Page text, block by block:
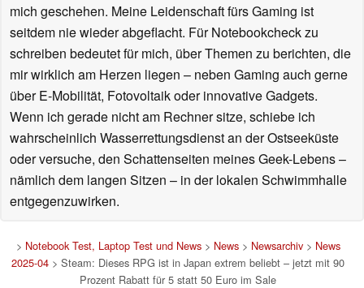
mich geschehen. Meine Leidenschaft fürs Gaming ist
seitdem nie wieder abgeflacht. Für Notebookcheck zu
schreiben bedeutet für mich, über Themen zu berichten, die
mir wirklich am Herzen liegen – neben Gaming auch gerne
über E-Mobilität, Fotovoltaik oder innovative Gadgets.
Wenn ich gerade nicht am Rechner sitze, schiebe ich
wahrscheinlich Wasserrettungsdienst an der Ostseeküste
oder versuche, den Schattenseiten meines Geek-Lebens –
nämlich dem langen Sitzen – in der lokalen Schwimmhalle
entgegenzuwirken.
> Notebook Test, Laptop Test und News> News> Newsarchiv> News
2025-04 > Steam: Dieses RPG ist in Japan extrem beliebt – jetzt mit 90
Prozent Rabatt für 5 statt 50 Euro im Sale